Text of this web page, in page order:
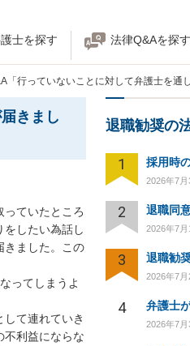
士を探す 法律Q&Aを探す
「行っていないことに対して弁護士を通
きまし
ていたところ
したい為話し
きました。この
ってしまうよ
て連れていき
不利益にならな
退職勧奨の
1
2026年7月
2 退職同
2026年7月
3
2026年7月
4
2026年7月